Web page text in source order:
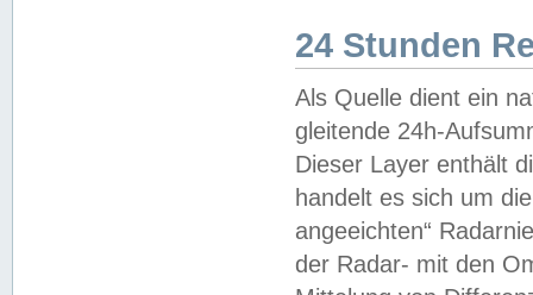
24 Stunden
Als Quelle dient ein
gleitende 24h-
Dieser Layer enthält
handelt es sich um
angeeichten“
der Radar- mit den